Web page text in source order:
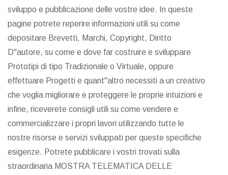
sviluppo e pubblicazione delle vostre idee. In queste
pagine potrete reperire informazioni utili su come
depositare Brevetti, Marchi, Copyright, Diritto
D"autore, su come e dove far costruire e sviluppare
Prototipi di tipo Tradizionale o Virtuale, oppure
effettuare Progetti e quant"altro necessiti a un creativo
che voglia migliorare e proteggere le proprie intuizioni e
infine, riceverete consigli utili su come vendere e
commercializzare i propri lavori utilizzando tutte le
nostre risorse e servizi sviluppati per queste specifiche
esigenze. Potrete pubblicare i vostri trovati sulla
straordinaria MOSTRA TELEMATICA DELLE